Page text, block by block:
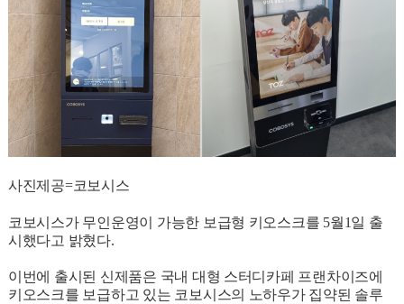
사진제공=코보시스
코보시스가 무인운영이 가능한 보급형 키오스크를 5월1일 출
시했다고 밝혔다.
이번에 출시된 신제품은 국내 대형 스터디카페 프랜차이즈에
키오스크를 보급하고 있는 코보시스의 노하우가 집약된 솔루